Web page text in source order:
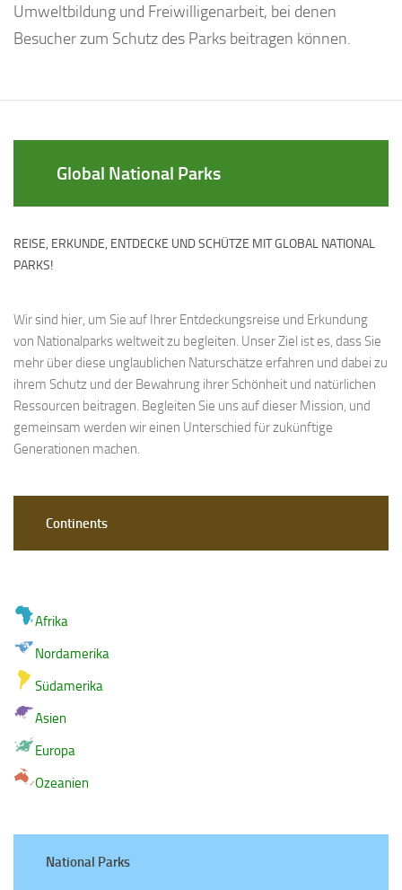
Umweltbildung und Freiwilligenarbeit, bei denen
Besucher zum Schutz des Parks beitragen können.
Global National Parks
REISE, ERKUNDE, ENTDECKE UND SCHÜTZE MIT GLOBAL NATIONAL
PARKS!
Wir sind hier, um Sie auf Ihrer Entdeckungsreise und Erkundung
von Nationalparks weltweit zu begleiten. Unser Ziel ist es, dass Sie
mehr über diese unglaublichen Naturschätze erfahren und dabei zu
ihrem Schutz und der Bewahrung ihrer Schönheit und natürlichen
Ressourcen beitragen. Begleiten Sie uns auf dieser Mission, und
gemeinsam werden wir einen Unterschied für zukünftige
Generationen machen.
Continents
Afrika
Nordamerika
Südamerika
Asien
Europa
Ozeanien
National Parks